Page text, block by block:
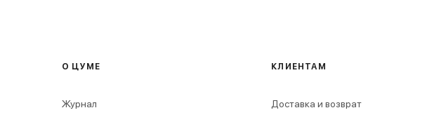
О ЦУМЕ
Журнал
КЛИЕНТАМ
Доставка и возврат